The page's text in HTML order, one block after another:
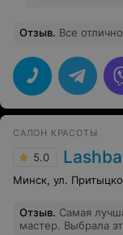
Отзыв. Все отлично
САЛОН КРАСОТЫ
5.0
Минск, ул.
Отзыв. Самая
мастер. Выбрала